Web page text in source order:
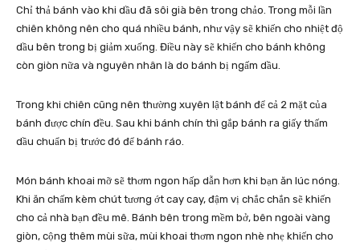
Chỉ thả bánh vào khi dầu đã sôi già bên trong chảo. Trong mỗi lần
chiên không nên cho quá nhiều bánh, như vậy sẽ khiến cho nhiệt độ
dầu bên trong bị giảm xuống. Điều này sẽ khiến cho bánh không
còn giòn nữa và nguyên nhân là do bánh bị ngấm dầu.
Trong khi chiên cũng nên thường xuyên lật bánh để cả 2 mặt của
bánh được chín đều. Sau khi bánh chín thì gắp bánh ra giấy thấm
dầu chuẩn bị trước đó để bánh ráo.
Món bánh khoai mỡ sẽ thơm ngon hấp dẫn hơn khi bạn ăn lúc nóng.
Khi ăn chấm kèm chút tương ớt cay cay, đậm vị chắc chắn sẽ khiến
cho cả nhà bạn đều mê. Bánh bên trong mềm bở, bên ngoài vàng
giòn, cộng thêm mùi sữa, mùi khoai thơm ngon nhè nhẹ khiến cho